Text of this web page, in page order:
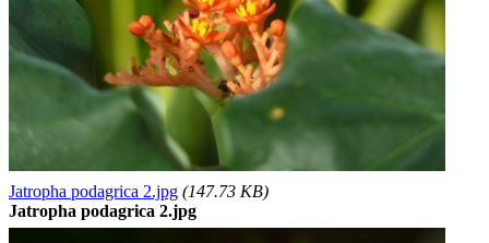
Jatropha podagrica 2.jpg (147.73 KB)
Jatropha podagrica 2.jpg